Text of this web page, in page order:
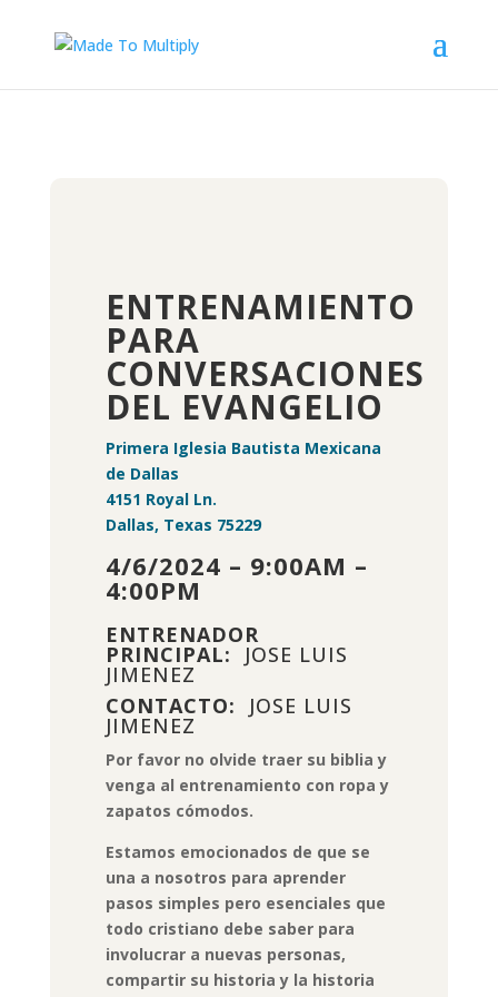
ENTRENAMIENTO
PARA
CONVERSACIONES
DEL EVANGELIO
Primera Iglesia Bautista Mexicana
de Dallas
4151 Royal Ln.
Dallas, Texas 75229
4/6/2024 – 9:00AM –
4:00PM
ENTRENADOR
PRINCIPAL: JOSE LUIS
JIMENEZ
CONTACTO:
JOSE LUIS
JIMENEZ
Por favor no olvide traer su biblia y
venga al entrenamiento con ropa y
zapatos cómodos.
Estamos emocionados de que se
una a nosotros para aprender
pasos simples pero esenciales que
todo cristiano debe saber para
involucrar a nuevas personas,
compartir su historia y la historia